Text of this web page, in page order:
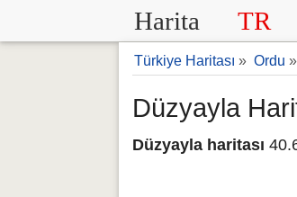
Harita TR
Türkiye Haritası » Ordu »
Düzyayla
Düzyayla haritası